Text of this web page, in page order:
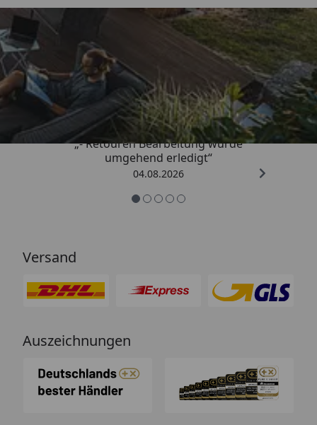
Trusted Shops
4,81/ 5
„- Retouren Bearbeitung wurde
umgehend erledigt“
04.08.2026
Versand
Auszeichnungen